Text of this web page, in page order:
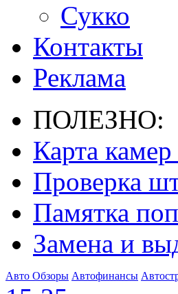
Сукко
Контакты
Реклама
ПОЛЕЗНО:
Карта
Проверка
Памятка
Замена и
Авто Обзоры Автофинансы